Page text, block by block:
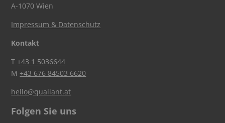
A-1070 Wien
Impressum & Datenschutz
Kontakt
T+43 1 5036644
M+43 676 84503 6620
hello@qualiant.at
Folgen Sie uns